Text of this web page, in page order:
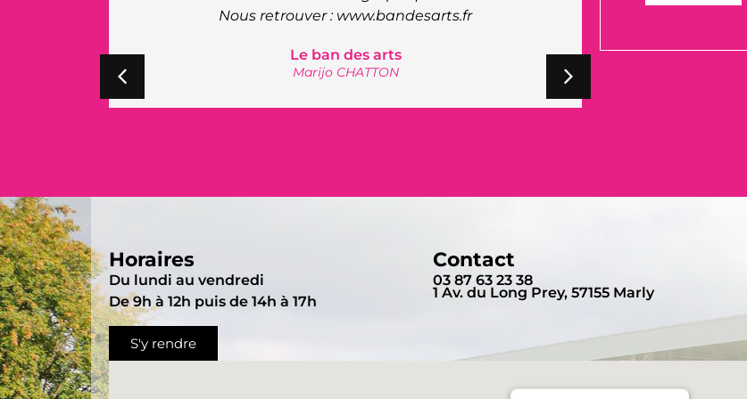
Nous retrouver :www.bandesarts.fr
Le ban des arts
Marijo CHATTON
Horaires
Du lundi au vendredi
De 9h à 12h puis de 14h à 17h
Contact
03 87 63 23 38
1 Av. du Long Prey, 57155 Marly
S'y rendre